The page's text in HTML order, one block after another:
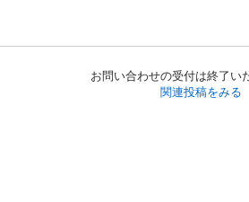
お問い合わせの受付は終了い
関連投稿をみる